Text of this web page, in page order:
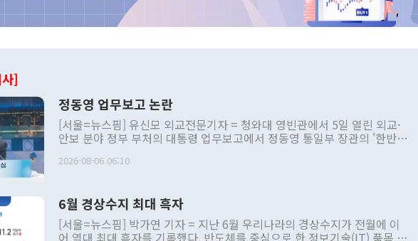
]
정동영 업무보고 논란
[서울=뉴스핌] 유신모 외교전문기자 = 청와대 영빈관에서 5일 열린 외교·
안보 분야 정부 부처의 대통령 업무보고에서 정동영 통일부 장관의 '한반도
발언 중에는 정부 내 조율을 거치지 않은 사안을 정책으로 추진하겠다고 공
주의적 희망에 근거한 비현실적 구상'이라는 비판을 내놨다. 그동안 정 장
관의 대북 정책 관련 발언이 물의를 빚은 적은 여러 번 있지만 대통령과 유
관 부처 장관이 공개적으로 부정적 입장을 표명한 것은 이례적이다. 정 장
2026-08-06 06:10
6월 경상수지 최대 흑자
[서울=뉴스핌] 박가연 기자 = 지난 6월 우리나라의 경상수지가 전월에 이